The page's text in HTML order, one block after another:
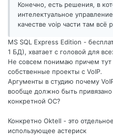
Конечно, есть решения, в
интелектуальное
качестве voip части там всё
MS SQL Express Edition -
1 БД), хватает с головой для
Не совсем понимаю причем
собственные проекты с VoIP.
Аргументы в студию почему
вообще должно быть
конкретной ОС?
Конкретно Oktell - это
использующее астериск